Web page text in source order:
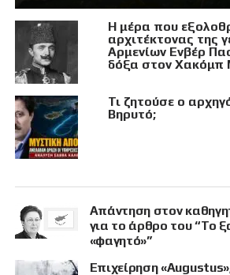
Η μέρα που
αρχιτέκτονας της
Αρμενίων Ενβέρ
δόξα στον Χακόμπ
Τι ζητούσε ο
Βηρυτό;
Απάντηση στον
για το άρθρο του “Το
«φαγητό»”
Επιχείρηση